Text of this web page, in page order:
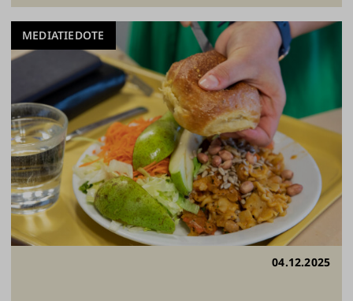
04.12.2025
MEDIATIEDOTE